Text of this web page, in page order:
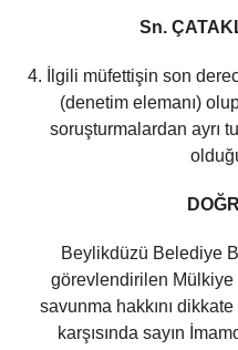
Sn.
4. İlgili müfettişin son
(denetim elemanı)
soruşturmalardan ayrı
Beylikdüzü Belediye
görevlendirilen Mülkiye
savunma hakkını
karşısında sayın